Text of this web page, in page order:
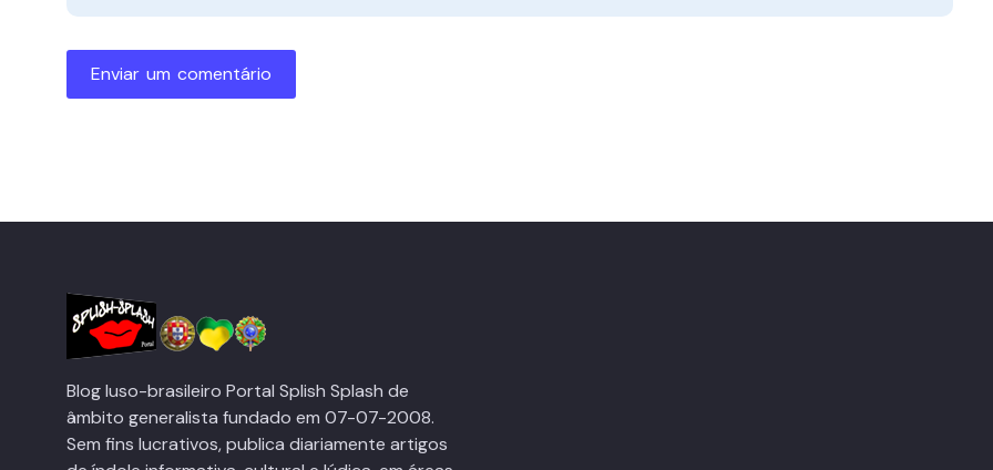
Enviar um comentário
Blog luso-brasileiro Portal Splish Splash de
âmbito generalista fundado em 07-07-2008.
Sem fins lucrativos, publica diariamente artigos